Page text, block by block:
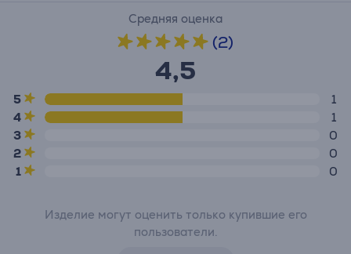
Средняя оценка
(2)
4,5
5
1
4
1
3
0
2
0
1
0
Изделие могут оценить только купившие его
пользователи.